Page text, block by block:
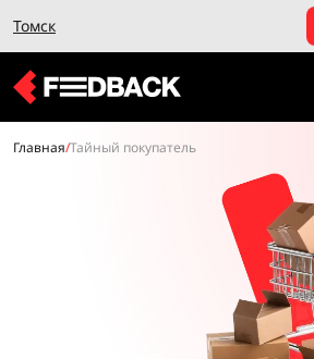
Томск
Главная/Тайный покупатель